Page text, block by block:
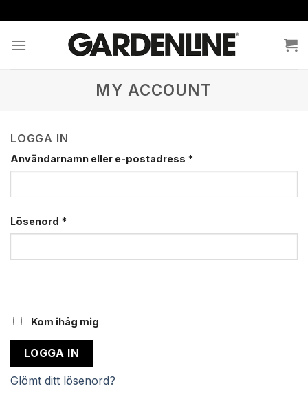
to
content
MY ACCOUNT
LOGGA IN
Användarnamn eller e-postadress *
Lösenord *
Kom ihåg mig
LOGGA IN
Glömt ditt lösenord?